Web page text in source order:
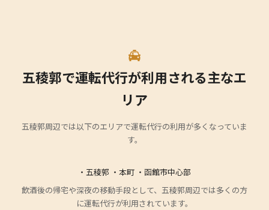
五稜郭で運転代行が利用される主なエ
リア
五稜郭周辺では以下のエリアで運転代行の利用が多くなっていま
す。
・五稜郭 ・本町 ・函館市中心部
飲酒後の帰宅や深夜の移動手段として、五稜郭周辺では多くの方
に運転代行が利用されています。